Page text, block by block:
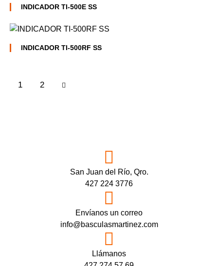
INDICADOR TI-500E SS
INDICADOR TI-500RF SS
1 2
→
San Juan del Río, Qro.
427 224 3776
Envíanos un correo
info@basculasmartinez.com
Llámanos